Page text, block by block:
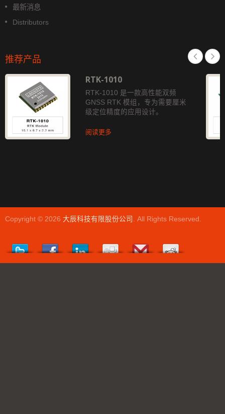
最新消息
Distributors
推荐产品
RTK-1010
RTK-1010 是一款高性能双频
GNSS RTK 模组，专为需要厘米
级定位精度的应用设计。
阅读更多
Copyright © 2026 大辰科技有限股份公司 . All Rights Reserved.